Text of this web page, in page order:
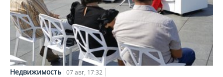
Недвижимость 07 авг, 17:32